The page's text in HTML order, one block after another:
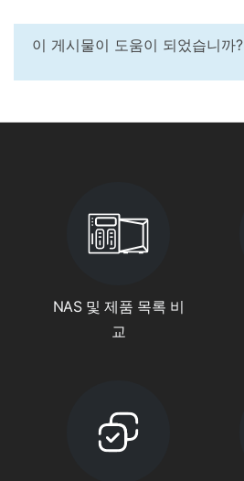
이 게시물이 도움이 되었습니까?
NAS 및 제품 목록 비
교